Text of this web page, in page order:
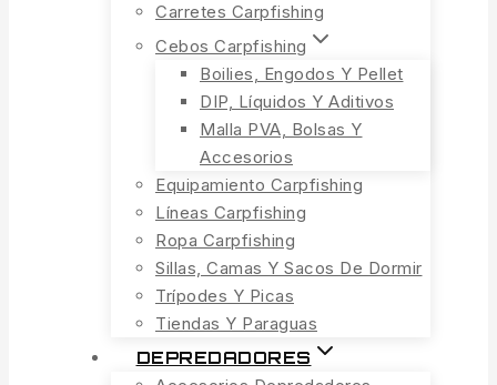
Carretes Carpfishing
Cebos Carpfishing
Boilies, Engodos Y Pellet
DIP, Líquidos Y Aditivos
Malla PVA, Bolsas Y
Accesorios
Equipamiento Carpfishing
Líneas Carpfishing
Ropa Carpfishing
Sillas, Camas Y Sacos De Dormir
Trípodes Y Picas
Tiendas Y Paraguas
DEPREDADORES